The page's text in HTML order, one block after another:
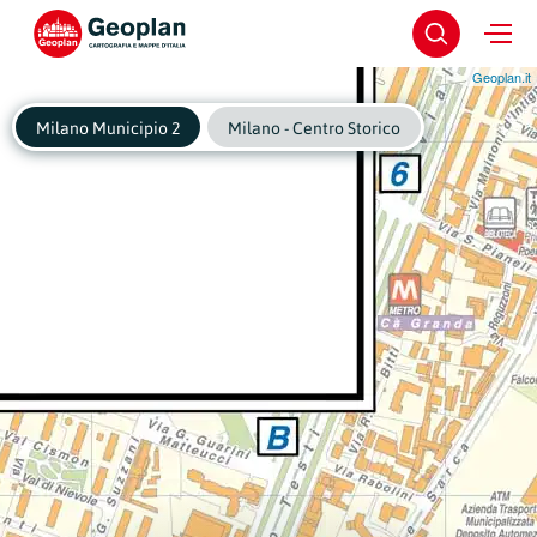
Geoplan.it
Milano Municipio 2 Milano - Centro Storico